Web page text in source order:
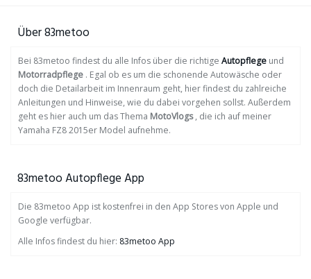
Über 83metoo
Bei 83metoo findest du alle Infos über die richtige Autopflege und
Motorradpflege . Egal ob es um die schonende Autowäsche oder
doch die Detailarbeit im Innenraum geht, hier findest du zahlreiche
Anleitungen und Hinweise, wie du dabei vorgehen sollst. Außerdem
geht es hier auch um das Thema MotoVlogs, die ich auf meiner
Yamaha FZ8 2015er Model aufnehme.
83metoo Autopflege App
Die 83metoo App ist kostenfrei in den App Stores von Apple und
Google verfügbar.
Alle Infos findest du hier: 83metoo App